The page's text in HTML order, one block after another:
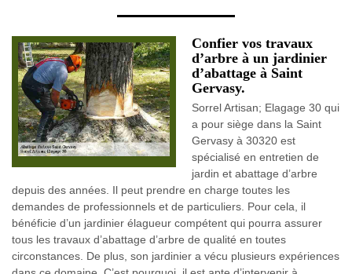
Confier vos travaux
d’arbre à un jardinier
d’abattage à Saint
Gervasy.
Sorrel Artisan; Elagage 30 qui
a pour siège dans la Saint
Gervasy à 30320 est
spécialisé en entretien de
jardin et abattage d’arbre
depuis des années. Il peut prendre en charge toutes les
demandes de professionnels et de particuliers. Pour cela, il
bénéficie d’un jardinier élagueur compétent qui pourra assurer
tous les travaux d’abattage d’arbre de qualité en toutes
circonstances. De plus, son jardinier a vécu plusieurs expériences